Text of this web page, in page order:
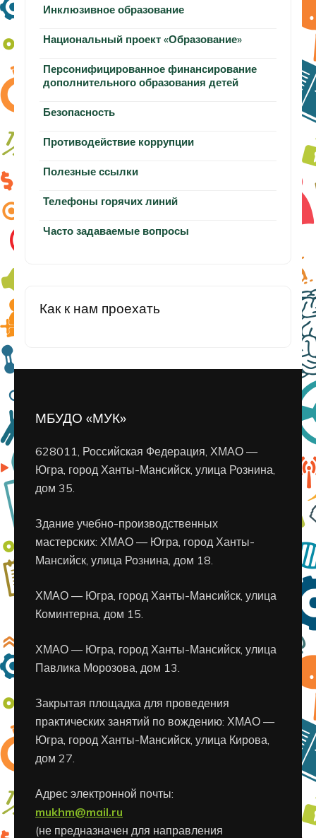
Инклюзивное образование
Национальный проект «Образование»
Персонифицированное финансирование
дополнительного образования детей
Безопасность
Противодействие коррупции
Полезные ссылки
Телефоны горячих линий
Часто задаваемые вопросы
Как к нам проехать
МБУДО «МУК»
628011, Российская Федерация, ХМАО —
Югра, город Ханты-Мансийск, улица Рознина,
дом 35.
Здание учебно-производственных
мастерских: ХМАО — Югра, город Ханты-
Мансийск, улица Рознина, дом 18.
ХМАО — Югра, город Ханты-Мансийск, улица
Коминтерна, дом 15.
ХМАО — Югра, город Ханты-Мансийск, улица
Павлика Морозова, дом 13.
Закрытая площадка для проведения
практических занятий по вождению: ХМАО —
Югра, город Ханты-Мансийск, улица Кирова,
дом 27.
Адрес электронной почты:
mukhm@mail.ru
(не предназначен для направления